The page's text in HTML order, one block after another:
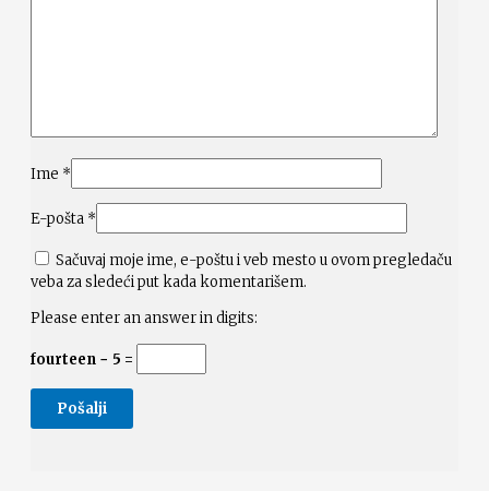
Ime *
E-pošta *
Sačuvaj moje ime, e-poštu i veb mesto u ovom pregledaču
veba za sledeći put kada komentarišem.
Please enter an answer in digits:
fourteen − 5 =